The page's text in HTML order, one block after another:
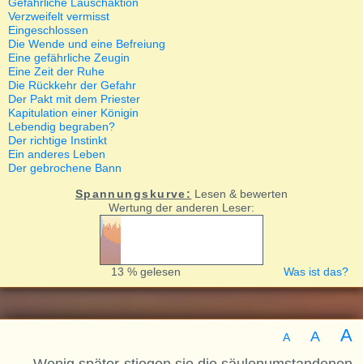
Verzweifelt vermisst
Eingeschlossen
Die Wende und eine Befreiung
Eine gefährliche Zeugin
Eine Zeit der Ruhe
Die Rückkehr der Gefahr
Der Pakt mit dem Priester
Kapitulation einer Königin
Lebendig begraben?
Der richtige Instinkt
Ein anderes Leben
Der gebrochene Bann
Spannungskurve: Lesen & bewerten
Wertung der anderen Leser:
13 % gelesen Was ist das?
A A A